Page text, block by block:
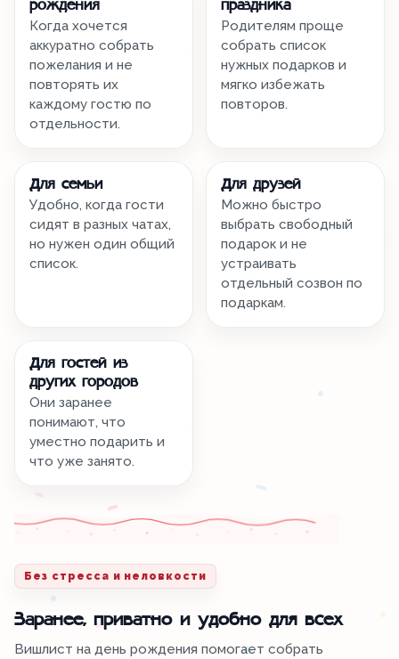
рождения
Когда хочется
аккуратно собрать
пожелания и не
повторять их
каждому гостю по
отдельности.
праздника
Родителям проще
собрать список
нужных подарков и
мягко избежать
повторов.
Для семьи
Удобно, когда гости
сидят в разных чатах,
но нужен один общий
список.
Для друзей
Можно быстро
выбрать свободный
подарок и не
устраивать
отдельный созвон по
подаркам.
Для гостей из
других городов
Они заранее
понимают, что
уместно подарить и
что уже занято.
Без стресса и неловкости
Заранее, приватно и удобно для всех
Вишлист на день рождения помогает собрать